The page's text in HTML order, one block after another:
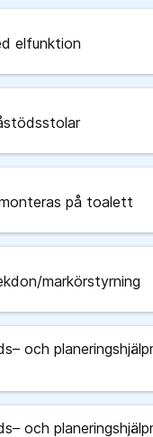
elfunktion
på toalett
markörstyrning
och
och